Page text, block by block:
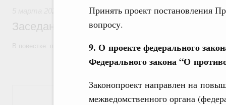
Принять проект постановления
вопросу.
9. О проекте федерального
Федерального закона “О
Законопроект направлен на
межведомственного органа
Заседание Правительства (2026 год, №7)
В повестке: проекты федеральных законов, бюджетные
Показать еще